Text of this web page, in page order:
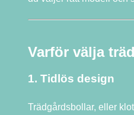
Varför välja
1. Tidlös design
Trädgårdsbollar, eller